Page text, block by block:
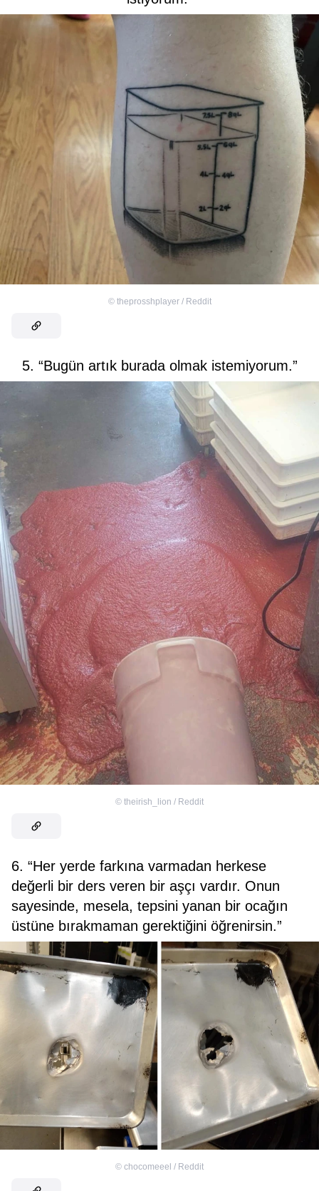
© theprosshplayer / Reddit
5. “Bugün artık burada olmak istemiyorum.”
© theirish_lion / Reddit
6. “Her yerde farkına varmadan herkese
değerli bir ders veren bir aşçı vardır. Onun
sayesinde, mesela, tepsini yanan bir ocağın
üstüne bırakmaman gerektiğini öğrenirsin.”
© chocomeeel / Reddit